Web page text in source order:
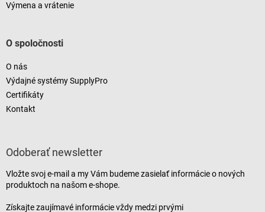
Výmena a vrátenie
O spoločnosti
O nás
Výdajné systémy SupplyPro
Certifikáty
Kontakt
Odoberať newsletter
Vložte svoj e-mail a my Vám budeme zasielať informácie o nových
produktoch na našom e-shope.